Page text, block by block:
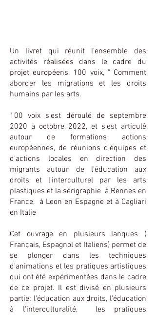
Un livret qui réunit l'ensemble des
activités réalisées dans le cadre du
projet européens, 100 voix, " Comment
aborder les migrations et les droits
humains par les arts.
100 voix s'est déroulé de septembre
2020 à octobre 2022, et s'est articulé
autour de formations actions
européennes, de réunions d'équipes et
d'actions locales en direction des
migrants autour de l'éducation aux
droits et l'interculturel par les arts
plastiques et la sérigraphie à Rennes en
France, à Leon en Espagne et à Cagliari
en Italie
Cet ouvrage en plusieurs lanques (
Français, Espagnol et Italiens) permet de
se plonger dans les techniques
d'animations et les pratiques artistiques
qui ont été expérimentées dans le cadre
de ce projet. Il est divisé en plusieurs
partie: l'éducation aux droits, l'éducation
à l'interculturalité, les pratiques